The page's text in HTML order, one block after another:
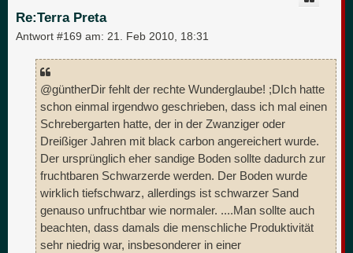
Re:Terra Preta
Antwort #169 am: 21. Feb 2010, 18:31
@güntherDir fehlt der rechte Wunderglaube! ;DIch hatte
schon einmal irgendwo geschrieben, dass ich mal einen
Schrebergarten hatte, der in der Zwanziger oder
Dreißiger Jahren mit black carbon angereichert wurde.
Der ursprünglich eher sandige Boden sollte dadurch zur
fruchtbaren Schwarzerde werden. Der Boden wurde
wirklich tiefschwarz, allerdings ist schwarzer Sand
genauso unfruchtbar wie normaler. ....Man sollte auch
beachten, dass damals die menschliche Produktivität
sehr niedrig war, insbesonderer in einer